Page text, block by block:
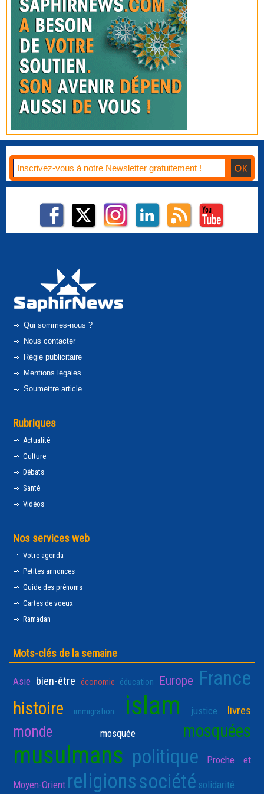
Qui sommes-nous ?
Nous contacter
Régie publicitaire
Mentions légales
Soumettre article
Rubriques
Actualité
Culture
Débats
Santé
Vidéos
Nos services web
Votre agenda
Petites annonces
Guide des prénoms
Cartes de voeux
Ramadan
Mots-clés de la semaine
Asie bien-être économie éducation Europe France
histoire immigration islam justice livres
monde mosquée mosquées
musulmans politique Proche et
Moyen-Orient religionssociété solidarité